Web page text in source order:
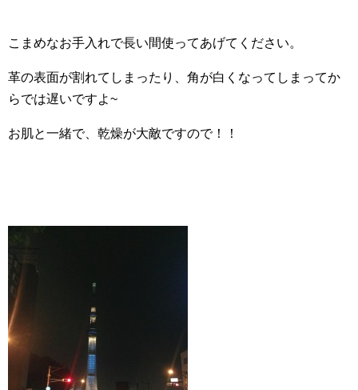
こまめなお手入れで長い間使ってあげてください。
革の表面が割れてしまったり、角が白くなってしまってか
らでは遅いですよ~
お肌と一緒で、乾燥が大敵ですので！！